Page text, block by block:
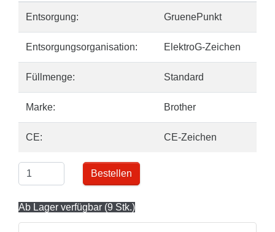
Entsorgung: GruenePunkt
Entsorgungsorganisation: ElektroG-Zeichen
Füllmenge: Standard
Marke: Brother
CE: CE-Zeichen
Bestellen
Ab Lager verfügbar (9 Stk.)